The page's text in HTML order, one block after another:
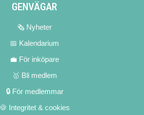
GENVÄGAR
🗞 Nyheter
📅 Kalendarium
💼 För inköpare
🥇 Bli medlem
🔒 För medlemmar
🍪 Integritet & cookies